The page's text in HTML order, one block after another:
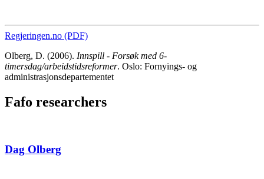
Regjeringen.no (PDF)
Olberg, D. (2006). Innspill - Forsøk med 6-
timersdag/arbeidstidsreformer. Oslo: Fornyings- og
administrasjonsdepartementet
Fafo researchers
Dag Olberg